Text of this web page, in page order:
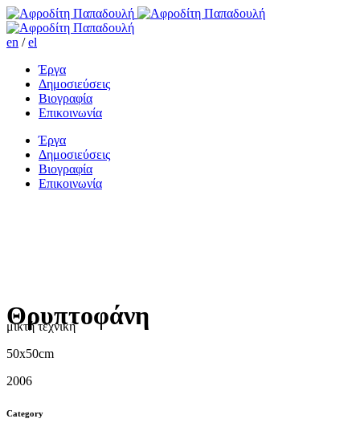
en /el
Έργα
Δημοσιεύσεις
Βιογραφία
Επικοινωνία
Έργα
Δημοσιεύσεις
Βιογραφία
Επικοινωνία
Θρυπτοφάνη
μικτή τεχνική
50x50cm
2006
Category